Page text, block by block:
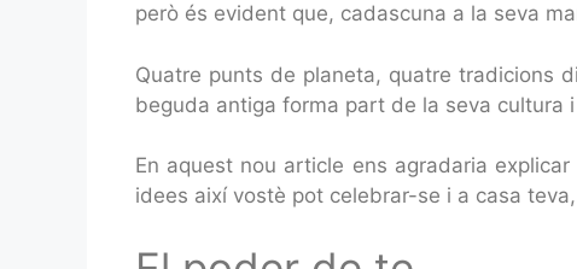
però és evident que, cadascuna a la seva
Quatre punts de planeta, quatre tradicions
beguda antiga forma part de la seva cultura
En aquest nou article ens agradaria
idees així vostè pot celebrar-se i a casa